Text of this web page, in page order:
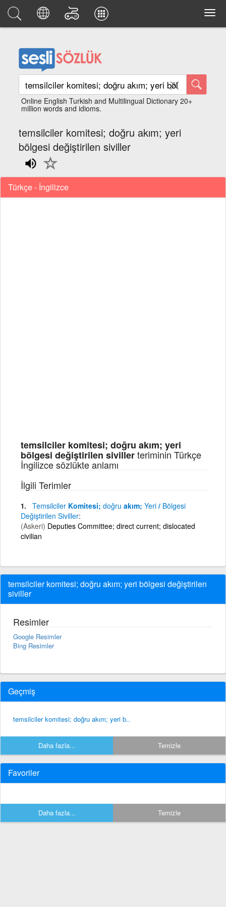
Online English Turkish and Multilingual Dictionary 20+
million words and idioms.
temsilciler komitesi; doğru akım; yeri
bölgesi değiştirilen siviller
Türkçe - İngilizce
temsilciler komitesi; doğru akım; yeri
bölgesi değiştirilen sivillerteriminin Türkçe
İngilizce sözlükte anlamı
İlgili Terimler
Temsilciler Komitesi; doğru akım; Yeri / Bölgesi
Değiştirilen Siviller
(Askeri) Deputies Committee; direct current; dislocated
civilian
temsilciler komitesi; doğru akım; yeri bölgesi değiştirilen
siviller
Resimler
Google Resimler
Bing Resimler
Geçmiş
temsilciler komitesi; doğru akım; yeri b..
Daha fazla... Temizle
Favoriler
Daha fazla... Temizle